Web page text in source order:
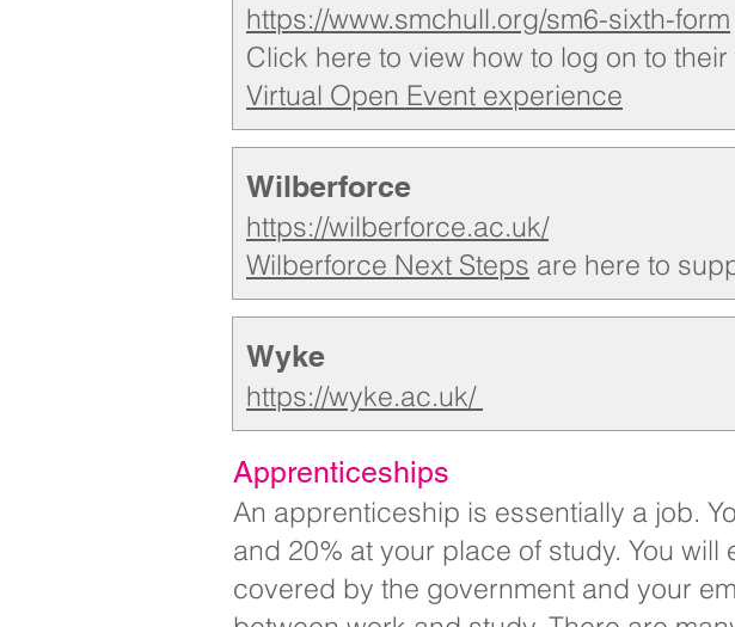
https://www.smchull.org/sm6-sixth-form
Click here to view how to log on to
Virtual Open Event experience
Wilberforce
https://wilberforce.ac.uk/
Wilberforce Next Steps are here to
Wyke
https://wyke.ac.uk/
Apprenticeships
An apprenticeship is essentially a job.
and 20% at your place of study. You
covered by the government and your